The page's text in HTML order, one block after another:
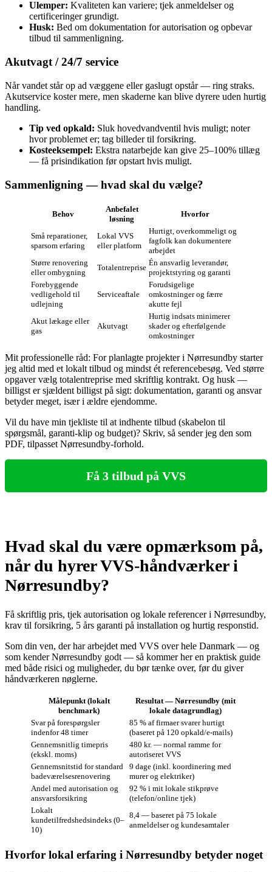
Ulemper: Kvaliteten kan variere; tjek anmeldelser og
certificeringer grundigt.
Husk: Bed om dokumentation for autorisation og opbevar
tilbud til sammenligning.
Akutvagt / 24/7 service
Når vandet står op ad væggene eller gaslugt opstår — ring straks.
Akutservice koster mere, men skaderne kan blive dyrere uden hurtig
handling.
Tip ved opkald: Sluk hovedvandventil hvis muligt; noter
hvor problemet er; tag billeder til forsikring.
Kosteeksempel: Ekstra natarbejde kan give 25–100% tillæg
— få prisindikation før opstart hvis muligt.
Sammenligning — hvad skal du vælge?
Behov
Anbefalet
løsning
Hvorfor
Små reparationer,
sparsom erfaring
Lokal VVS
eller platform
Hurtigt, overkommeligt og
fagfolk kan dokumentere
arbejdet
Større renovering
eller ombygning
Totalentreprise
Én ansvarlig leverandør,
projektstyring og garanti
Forebyggende
vedligehold til
udlejning
Serviceaftale
Forudsigelige
omkostninger og færre
akutte fejl
Akut lækage eller
gas
Akutvagt
Hurtig indsats minimerer
skader og efterfølgende
omkostninger
Mit professionelle råd: For planlagte projekter i Nørresundby starter
jeg altid med et lokalt tilbud og mindst ét referencebesøg. Ved større
opgaver vælg totalentreprise med skriftlig kontrakt. Og husk —
billigst er sjældent billigst på sigt: dokumentation, garanti og ansvar
betyder meget, især i ældre ejendomme.
Vil du have min tjekliste til at indhente tilbud (skabelon til
spørgsmål, garanti‑klip og budget)? Skriv, så sender jeg den som
PDF, tilpasset Nørresundby‑forhold.
Få 3 tilbud på VVS
Hvad skal du være opmærksom på,
når du hyrer VVS‑håndværker i
Nørresundby?
Få skriftlig pris, tjek autorisation og lokale referencer i Nørresundby,
krav til forsikring, 5 års garanti på installation og hurtig responstid.
Som din ven, der har arbejdet med VVS over hele Danmark — og
som kender Nørresundby godt — så kommer her en praktisk guide
med både risici og muligheder, du bør tænke over, før du giver
håndværkeren nøglerne.
Målepunkt (lokalt
benchmark)
Resultat — Nørresundby (mit
lokale datagrundlag)
Svar på forespørgsler
indenfor 48 timer
85 % af firmaer svarer hurtigt
(baseret på 120 opkald/e-mails)
Gennemsnitlig timepris
(ekskl. moms)
480 kr. — normal ramme for
autoriseret VVS
Gennemsnitstid for standard
badeværelsesrenovering
9 dage (inkl. koordinering med
murer og elektriker)
Andel med autorisation og
ansvarsforsikring
92 % i mit lokale stikprøve
(telefon/online tjek)
Lokalt
kundetilfredshedsindeks (0–
10)
8,4 — baseret på 75 lokale
anmeldelser og kundesamtaler
Hvorfor lokal erfaring i Nørresundby betyder noget